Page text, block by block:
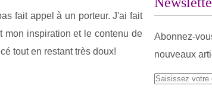
fait appel à un porteur. J'ai fait
mon inspiration et le contenu de
tout en restant très doux!
Abonnez-
nouveaux